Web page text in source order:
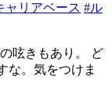
ャリアベース #ル
呟きもあり。 ど
な。気をつけま